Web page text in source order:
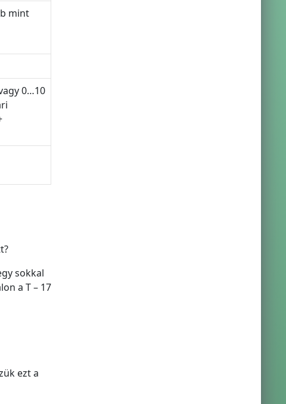
mint
0…10
sokkal
a T – 17
ezt a